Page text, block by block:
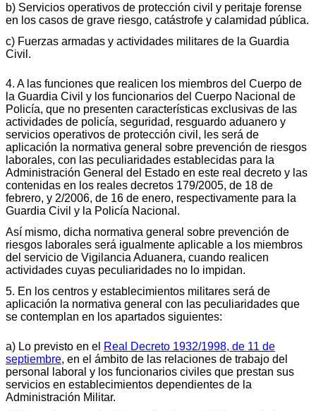
b) Servicios operativos de protección civil y peritaje forense
en los casos de grave riesgo, catástrofe y calamidad pública.
c) Fuerzas armadas y actividades militares de la Guardia
Civil.
4. A las funciones que realicen los miembros del Cuerpo de
la Guardia Civil y los funcionarios del Cuerpo Nacional de
Policía, que no presenten características exclusivas de las
actividades de policía, seguridad, resguardo aduanero y
servicios operativos de protección civil, les será de
aplicación la normativa general sobre prevención de riesgos
laborales, con las peculiaridades establecidas para la
Administración General del Estado en este real decreto y las
contenidas en los reales decretos 179/2005, de 18 de
febrero, y 2/2006, de 16 de enero, respectivamente para la
Guardia Civil y la Policía Nacional.
Así mismo, dicha normativa general sobre prevención de
riesgos laborales será igualmente aplicable a los miembros
del servicio de Vigilancia Aduanera, cuando realicen
actividades cuyas peculiaridades no lo impidan.
5. En los centros y establecimientos militares será de
aplicación la normativa general con las peculiaridades que
se contemplan en los apartados siguientes:
a) Lo previsto en el Real Decreto 1932/1998, de 11 de
septiembre, en el ámbito de las relaciones de trabajo del
personal laboral y los funcionarios civiles que prestan sus
servicios en establecimientos dependientes de la
Administración Militar.